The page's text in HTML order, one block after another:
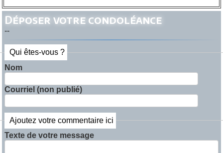
Déposer votre condoléance
--
Qui êtes-vous ?
Nom
Courriel (non publié)
Ajoutez votre commentaire ici
Texte de votre message